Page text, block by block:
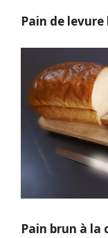
Pain de
Pain brun à la